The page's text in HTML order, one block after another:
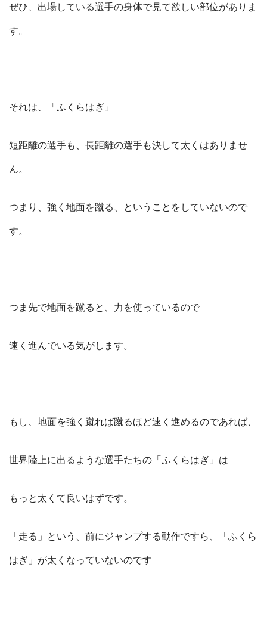
ぜひ、出場している選手の身体で見て欲しい部位がありま
す。
それは、「ふくらはぎ」
短距離の選手も、長距離の選手も決して太くはありませ
ん。
つまり、強く地面を蹴る、ということをしていないので
す。
つま先で地面を蹴ると、力を使っているので
速く進んでいる気がします。
もし、地面を強く蹴れば蹴るほど速く進めるのであれば、
世界陸上に出るような選手たちの「ふくらはぎ」は
もっと太くて良いはずです。
「走る」という、前にジャンプする動作ですら、「ふくら
はぎ」が太くなっていないのです